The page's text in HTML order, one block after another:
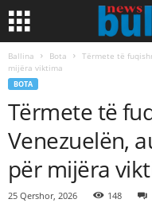
Ballina Bota
Tërmete të
mijëra viktima
BOTA
Tërmete të
Venezuelën,
për mijëra
25 Qershor, 2026 148